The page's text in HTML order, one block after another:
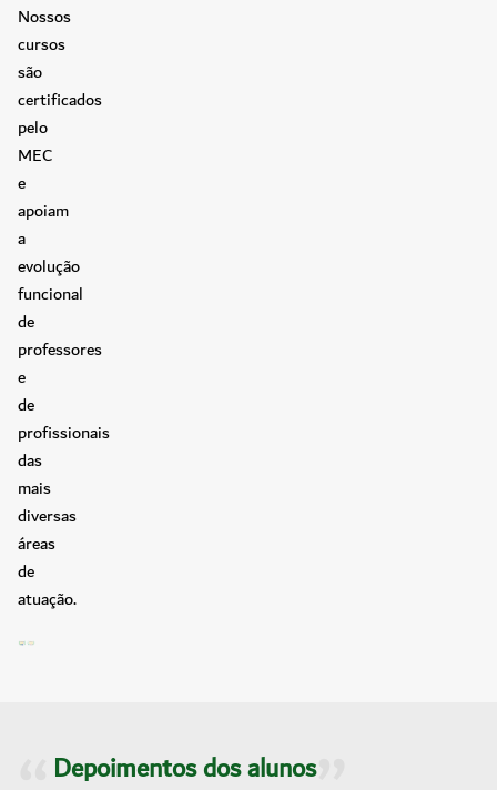
Nossos
cursos
são
certificados
pelo
MEC
e
apoiam
a
evolução
funcional
de
professores
e
de
profissionais
das
mais
diversas
áreas
de
atuação.
Depoimentos dos alunos